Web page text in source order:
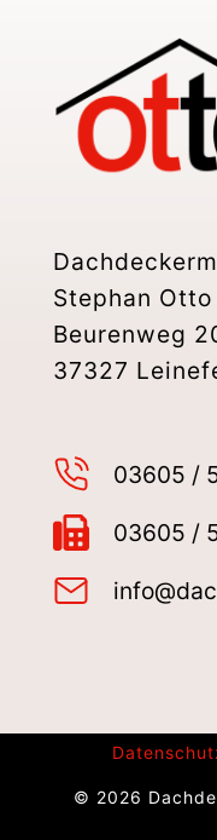
Stephan Otto
Beurenweg
37327
03605 /
03605 /
© 2026